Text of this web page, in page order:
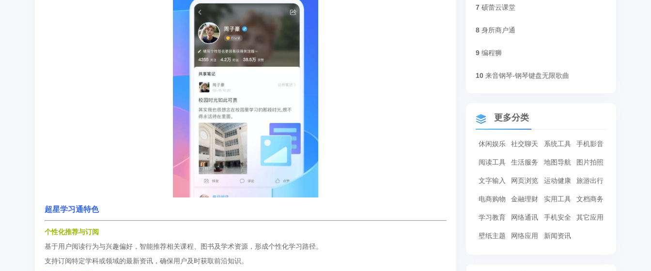
超星学习通特色
个性化推荐与订阅
基于用户阅读行为与兴趣偏好，智能推荐相关课程、图书及学术资源，形成个性化学习路径。
支持订阅特定学科或领域的最新资讯，确保用户及时获取前沿知识。
7 硕蕾云课堂
8 身所商户通
9 编程狮
10 来音钢琴-钢琴键盘无限歌曲
更多分类
休闲娱乐 社交聊天 系统工具 手机影音
阅读工具 生活服务 地图导航 图片拍照
文字输入 网页浏览 运动健康 旅游出行
电商购物 金融理财 实用工具 文档商务
学习教育 网络通讯 手机安全 其它应用
壁纸主题 网络应用 新闻资讯